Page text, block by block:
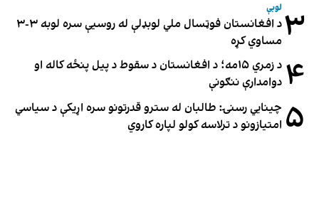
۳ لوبې
د افغانستان فوټسال ملي لوبډلې له روسیې سره لوبه ۳-۳
مساوي کړه
۴
د زمري ۱۵مه؛ د افغانستان د سقوط د پیل پنځه کاله او
دوامدارې ننګونې
۵ چینایي رسنۍ: طالبان له سترو قدرتونو سره اړیکې د سیاسي
امتیازونو د ترلاسه کولو لپاره کاروي